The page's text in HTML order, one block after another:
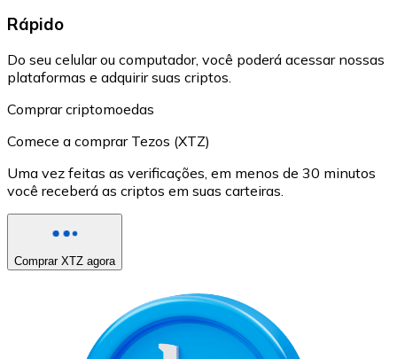
Rápido
Do seu celular ou computador, você poderá acessar nossas
plataformas e adquirir suas criptos.
Comprar criptomoedas
Comece a comprar Tezos (XTZ)
Uma vez feitas as verificações, em menos de 30 minutos
você receberá as criptos em suas carteiras.
Comprar XTZ agora